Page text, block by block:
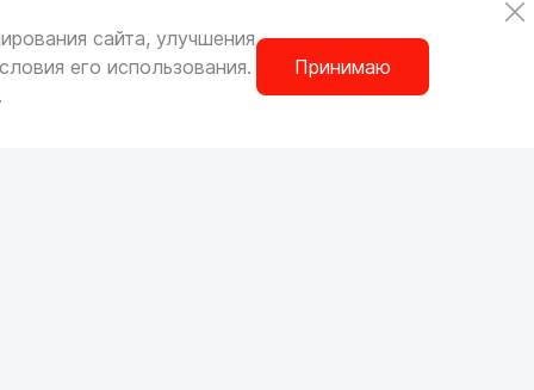
сайта, улучшения
его использования.
.
Принимаю